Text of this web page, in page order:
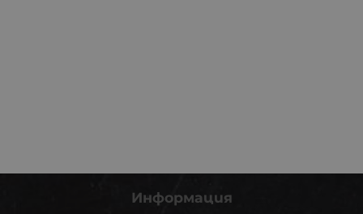
Информация